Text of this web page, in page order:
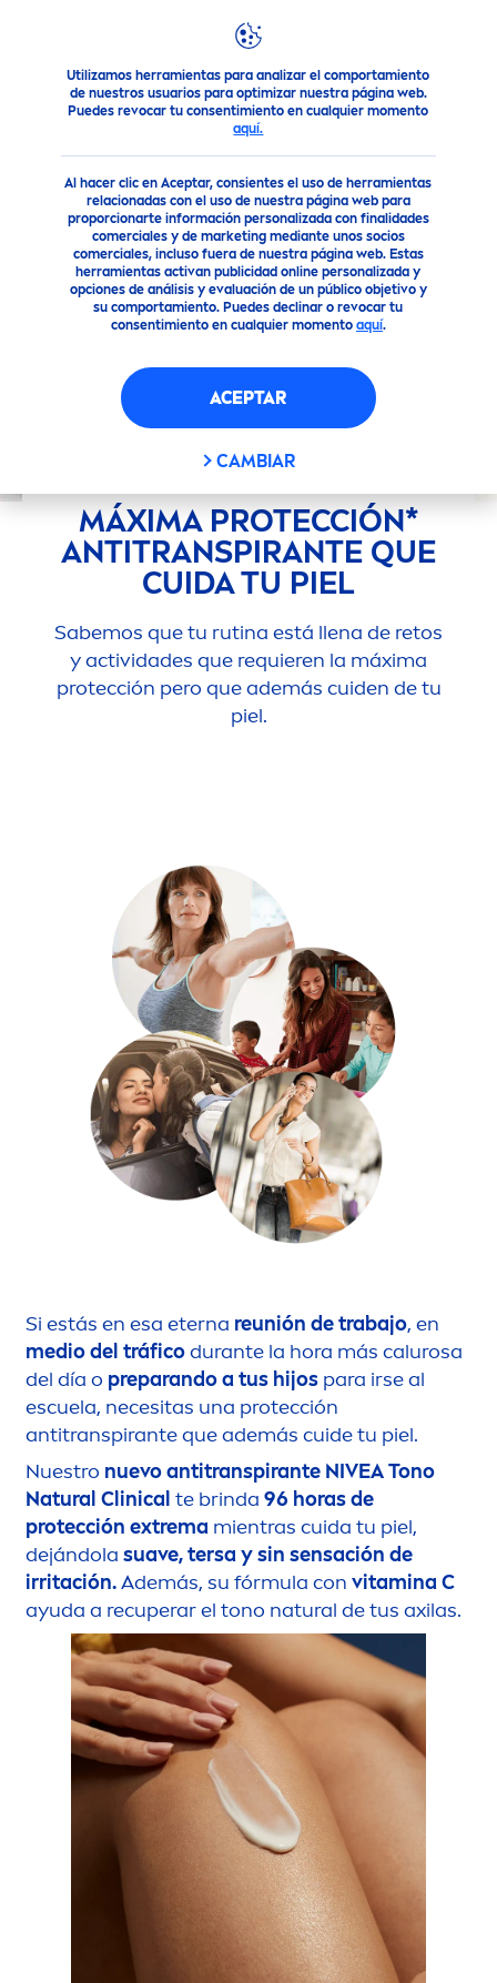
Utilizamos herramientas para analizar el comportamiento
de nuestros usuarios para optimizar nuestra página web.
Puedes revocar tu consentimiento en cualquier momento
aquí.
Al hacer clic en Aceptar, consientes el uso de herramientas
relacionadas con el uso de nuestra página web para
proporcionarte información personalizada con finalidades
comerciales y de marketing mediante unos socios
comerciales, incluso fuera de nuestra página web. Estas
herramientas activan publicidad online personalizada y
opciones de análisis y evaluación de un público objetivo y
su comportamiento. Puedes declinar o revocar tu
consentimiento en cualquier momento aquí.
ACEPTAR
CAMBIAR
destacados Niveadesodorante clinical nuevo para Mujer
MÁXIMA PROTECCIÓN*
ANTITRANSPIRANTE QUE
CUIDA TU PIEL
Sabemos que tu rutina está llena de retos
y actividades que requieren la máxima
protección pero que además cuiden de tu
piel.
Si estás en esa eterna reunión de trabajo, en
medio del tráficodurante la hora más calurosa
del día o preparando a tus hijos para irse al
escuela, necesitas una protección
antitranspirante que además cuide tu piel.
Nuestro nuevo antitranspirante NIVEATono
Natural Clinical te brinda 96 horas de
protección extrema mientras cuida tu piel,
dejándola suave, tersa y sin sensación de
irritación.Además, su fórmula con vitamina C
ayuda a recuperar el tono natural de tus axilas.